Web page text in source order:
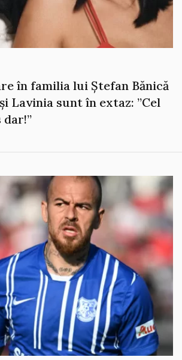
în familia lui Ștefan Bănică
Lavinia sunt în extaz: ”Cel